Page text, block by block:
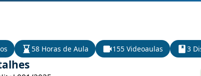
58 Horas de Aula 155 Videoaulas 3